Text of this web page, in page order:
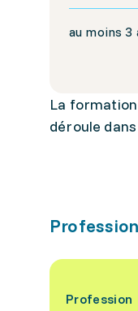
au moins 3
La
déroule
Profession